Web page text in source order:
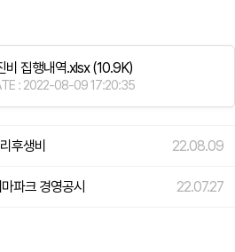
집행내역.xlsx(10.9K)
: 2022-08-09 17:20:35
후생비 22.08.09
파크 경영공시 22.07.27